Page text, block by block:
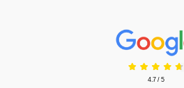
Prisjakt
4.7 / 5